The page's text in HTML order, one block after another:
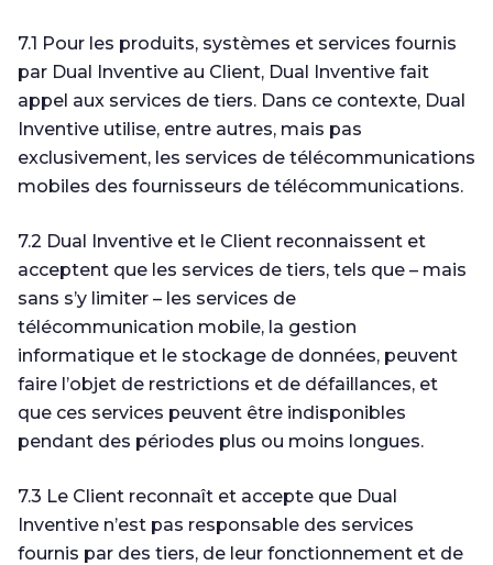
7.1 Pour les produits, systèmes et services fournis
par Dual Inventive au Client, Dual Inventive fait
appel aux services de tiers. Dans ce contexte, Dual
Inventive utilise, entre autres, mais pas
exclusivement, les services de télécommunications
mobiles des fournisseurs de télécommunications.
7.2 Dual Inventive et le Client reconnaissent et
acceptent que les services de tiers, tels que – mais
sans s’y limiter – les services de
télécommunication mobile, la gestion
informatique et le stockage de données, peuvent
faire l’objet de restrictions et de défaillances, et
que ces services peuvent être indisponibles
pendant des périodes plus ou moins longues.
7.3 Le Client reconnaît et accepte que Dual
Inventive n’est pas responsable des services
fournis par des tiers, de leur fonctionnement et de